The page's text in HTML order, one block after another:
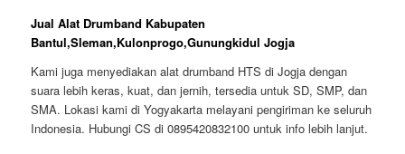
Jual Alat Drumband Kabupaten
Bantul,Sleman,Kulonprogo,Gunungkidul Jogja
Kami juga menyediakan alat drumband HTS di Jogja dengan
suara lebih keras, kuat, dan jernih, tersedia untuk SD, SMP, dan
SMA. Lokasi kami di Yogyakarta melayani pengiriman ke seluruh
Indonesia. Hubungi CS di 0895420832100 untuk info lebih lanjut.